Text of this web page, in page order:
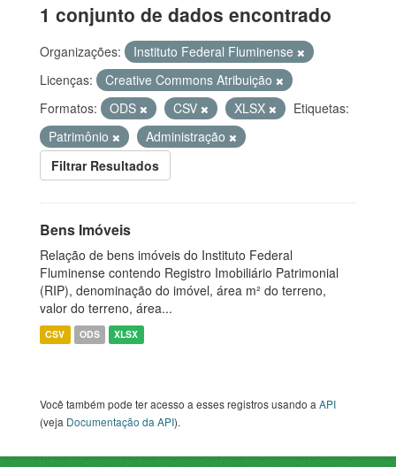
1 conjunto de dados encontrado
Organizações:
Instituto Federal Fluminense
Licenças:
Creative Commons Atribuição
Formatos:
ODS CSV XLSX
Etiquetas:
Patrimônio
Administração
Filtrar Resultados
Bens Imóveis
Relação de bens imóveis do Instituto Federal
Fluminense contendo Registro Imobiliário Patrimonial
(RIP), denominação do imóvel, área m² do terreno,
valor do terreno, área...
CSV ODS XLSX
Você também pode ter acesso a esses registros usando aAPI
(veja Documentação da API).